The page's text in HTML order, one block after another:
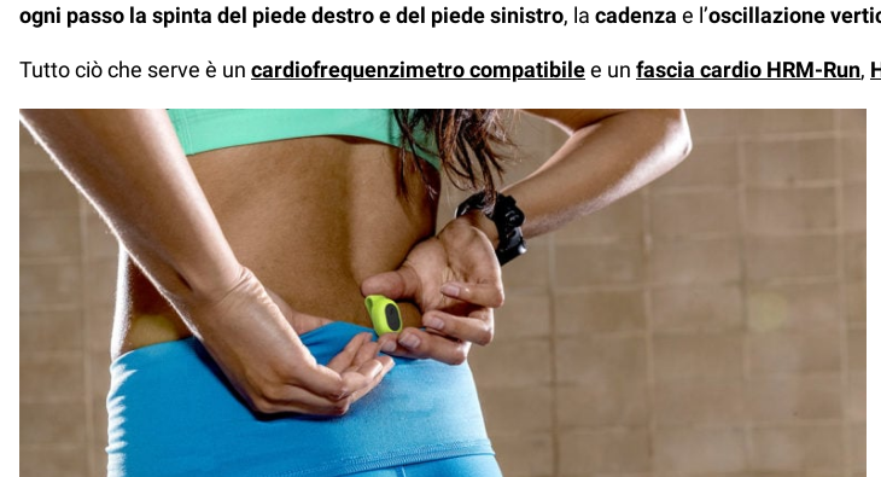
ogni passo la spinta del piede destro e del piede sinistro, la cadenza e l’oscillazione
Tutto ciò che serve è un cardiofrequenzimetro compatibilee un fascia cardio HRM-Run,